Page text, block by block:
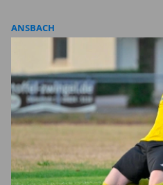
ANSBACH